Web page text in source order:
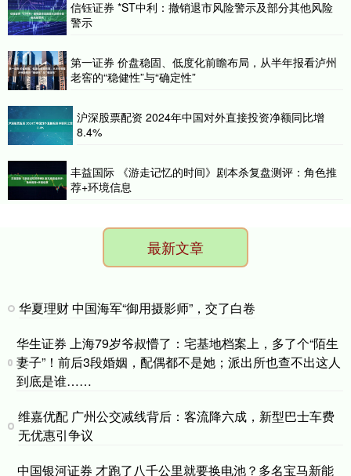
信钰证券 *ST中利：撤销退市风险警示及部分其他风险
警示
第一证券 价盘稳固、低度化前瞻布局，从半年报看泸州
老窖的“稳健性”与“确定性”
沪深股票配资 2024年中国对外直接投资净额同比增
8.4%
丰益国际 《游走记忆的时间》剧本杀复盘测评：角色推
荐+环境信息
最新文章
华夏理财 中国海军“御用摄影师”，交了白卷
华生证券 上海79岁爷叔懵了：宅基地档案上，多了个“陌生
妻子”！前后3段婚姻，配偶都不是她；派出所也查不出这人
到底是谁……
维嘉优配 广州公交减线背后：客流降六成，新型巴士车费
无优惠引争议
中国银河证券 才跑了八千公里就要换电池？多名宝马新能